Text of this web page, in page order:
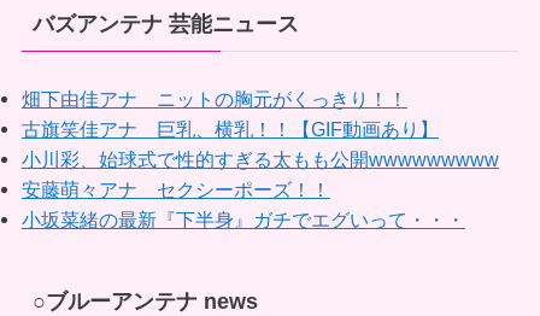
バズアンテナ 芸能ニュース
畑下由佳アナ ニットの胸元がくっきり！！
古旗笑佳アナ 巨乳、横乳！！【GIF動画あり】
小川彩、始球式で性的すぎる太もも公開wwwwwwwww
安藤萌々アナ セクシーポーズ！！
小坂菜緒の最新『下半身』ガチでエグいって・・・
○ブルーアンテナ news